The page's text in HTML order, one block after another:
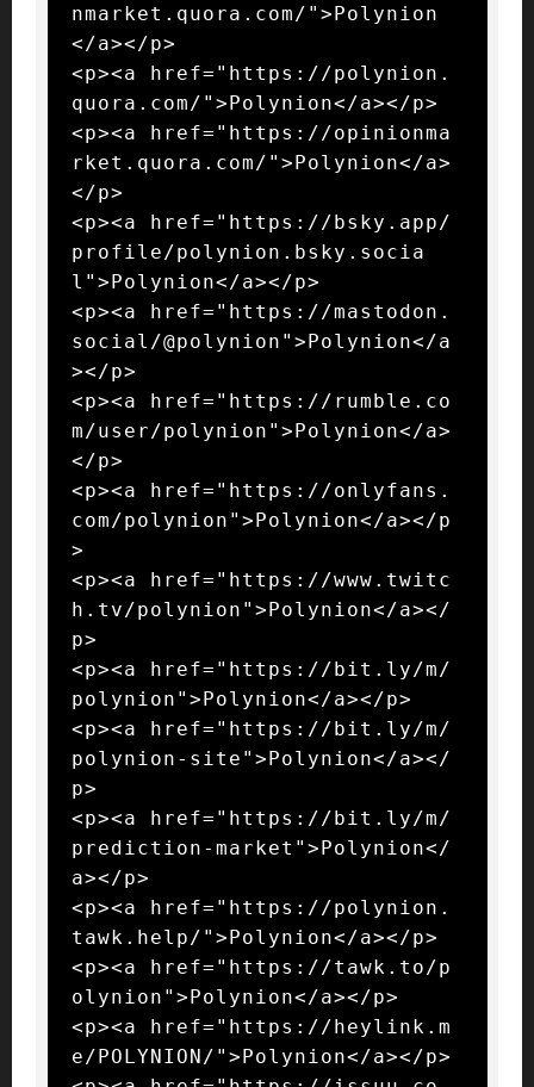
nmarket.quora.com/">Polynion
</a></p>
<p><a href="https://polynion.
quora.com/">Polynion</a></p>
<p><a href="https://opinionma
rket.quora.com/">Polynion</a>
</p>
<p><a href="https://bsky.app/
profile/polynion.bsky.socia
l">Polynion</a></p>
<p><a href="https://mastodon.
social/@polynion">Polynion</a
></p>
<p><a href="https://rumble.co
m/user/polynion">Polynion</a>
</p>
<p><a href="https://onlyfans.
com/polynion">Polynion</a></p
>
<p><a href="https://www.twitc
h.tv/polynion">Polynion</a></
p>
<p><a href="https://bit.ly/m/
polynion">Polynion</a></p>
<p><a href="https://bit.ly/m/
polynion-site">Polynion</a></
p>
<p><a href="https://bit.ly/m/
prediction-market">Polynion</
a></p>
<p><a href="https://polynion.
tawk.help/">Polynion</a></p>
<p><a href="https://tawk.to/p
olynion">Polynion</a></p>
<p><a href="https://heylink.m
e/POLYNION/">Polynion</a></p>